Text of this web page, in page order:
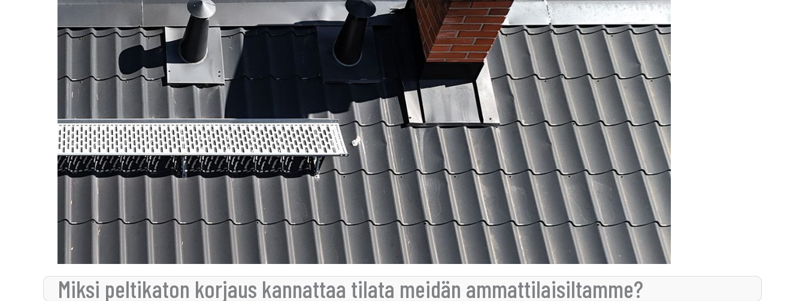
Miksi peltikaton korjaus kannattaa tilata meidän ammattilaisiltamme?